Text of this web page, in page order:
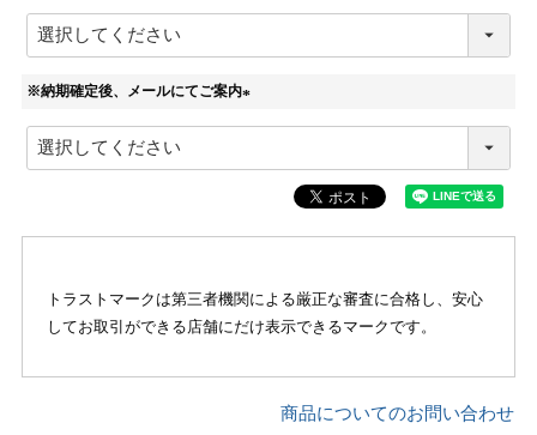
(
必
須
)
※納期確定後、メールにてご案内
(
須
トラストマークは第三者機関による厳正な審査に合格し、安心
してお取引ができる店舗にだけ表示できるマークです。
商品についてのお問い合わせ